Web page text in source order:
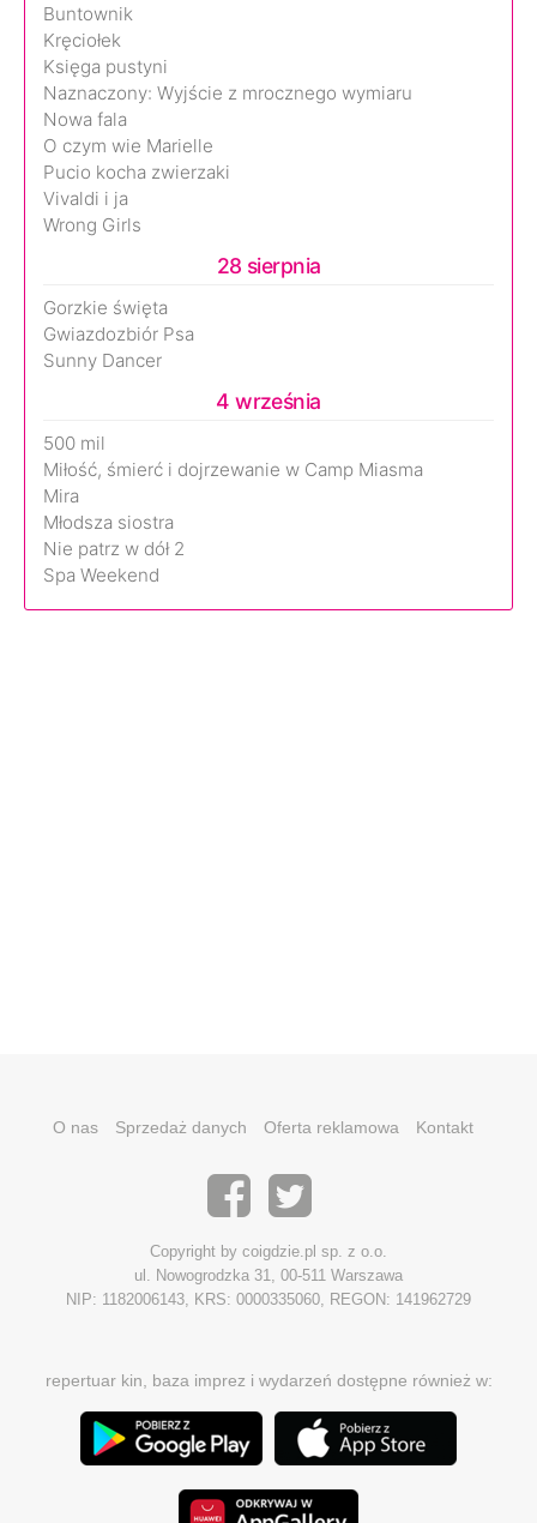
Buntownik
Kręciołek
Księga pustyni
Naznaczony: Wyjście z mrocznego wymiaru
Nowa fala
O czym wie Marielle
Pucio kocha zwierzaki
Vivaldi i ja
Wrong Girls
28 sierpnia
Gorzkie święta
Gwiazdozbiór Psa
Sunny Dancer
4 września
500 mil
Miłość, śmierć i dojrzewanie w Camp Miasma
Mira
Młodsza siostra
Nie patrz w dół 2
Spa Weekend
O nas Sprzedaż danych Oferta reklamowa Kontakt
Copyright by coigdzie.pl sp. z o.o.
ul. Nowogrodzka 31, 00-511 Warszawa
NIP: 1182006143, KRS: 0000335060, REGON: 141962729
repertuar kin, baza imprez i wydarzeń dostępne również w: